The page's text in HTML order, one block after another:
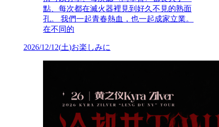
點、每次都在滅火器裡見到好久不見的熟面
孔。 我們一起青春熱血，也一起成家立業。
在不同的
2026/12/12(土)お楽しみに